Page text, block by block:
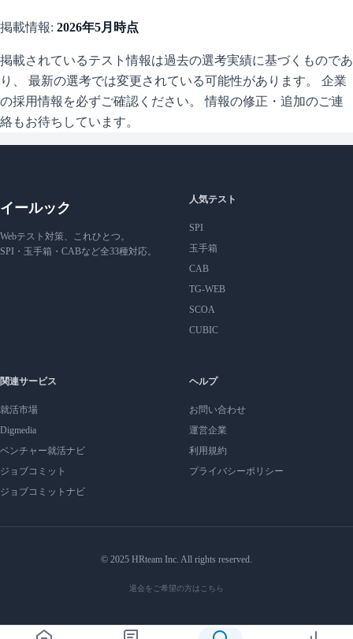
掲載情報: 2026年5月 時点
掲載されているテスト情報は過去の選考実績に基づくものであ
り、 最新の選考では変更されている可能性があります。 企業
の採用情報を必ずご確認ください。 情報の修正・追加のご連
絡もお待ちしています。
イールック
Webテスト対策、これひとつ。
SPI・玉手箱・CABなど全33種対応。
人気テスト
SPI
玉手箱
CAB
TG-WEB
SCOA
CUBIC
関連サービス
就活市場
Digmedia
ベンチャー就活ナビ
ジョブコミット
ジョブコミットナビ
ヘルプ
お問い合わせ
運営企業
利用規約
プライバシーポリシー
© 2025 HRteam Inc. All rights reserved.
退会をご希望の方はこちら